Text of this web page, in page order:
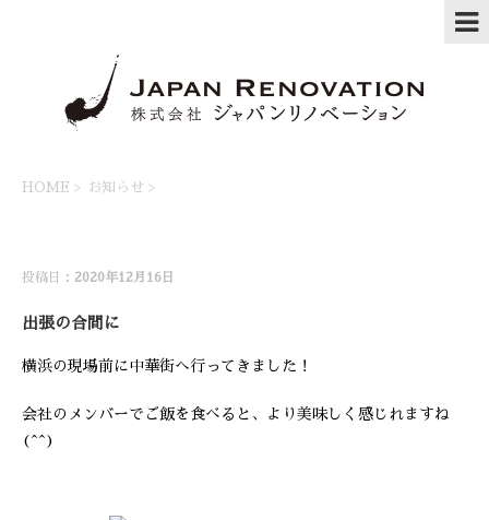
HOME > お知らせ >
投稿日： 2020年12月16日
出張の合間に
横浜の現場前に中華街へ行ってきました！
会社のメンバーでご飯を食べると、より美味しく感じれますね
(^^)